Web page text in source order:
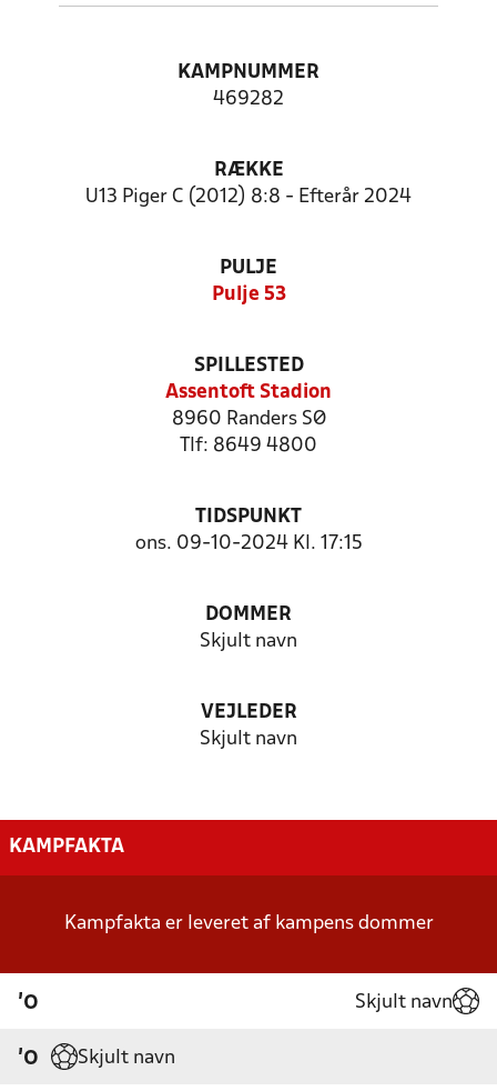
KAMPNUMMER
469282
RÆKKE
U13 Piger C (2012) 8:8 - Efterår 2024
PULJE
Pulje 53
SPILLESTED
Assentoft Stadion
8960 Randers SØ
Tlf: 8649 4800
TIDSPUNKT
ons. 09-10-2024 Kl. 17:15
DOMMER
Skjult navn
VEJLEDER
Skjult navn
KAMPFAKTA
Kampfakta er leveret af kampens dommer
'0 Skjult navn
'0 Skjult navn